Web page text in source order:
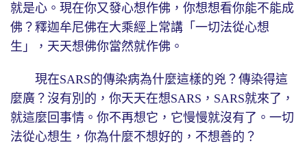
就是心。現在你又發心想作佛，你想想看你能不能成
佛？釋迦牟尼佛在大乘經上常講「一切法從心想
生」，天天想佛你當然就作佛。
現在SARS的傳染病為什麼這樣的兇？傳染得這
麼廣？沒有別的，你天天在想SARS，SARS就來了，
就這麼回事情。你不再想它，它慢慢就沒有了。一切
法從心想生，你為什麼不想好的，不想善的？